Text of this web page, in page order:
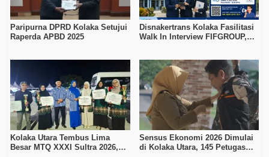
Paripurna DPRD Kolaka Setujui
Raperda APBD 2025
Disnakertrans Kolaka Fasilitasi
Walk In Interview FIFGROUP,
Kolaka Utara Tembus Lima
Besar MTQ XXXI Sultra 2026,
Sensus Ekonomi 2026 Dimulai
di Kolaka Utara, 145 Petugas